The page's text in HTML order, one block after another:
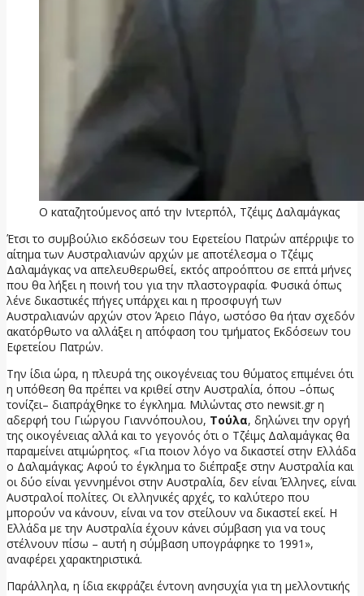
Ο καταζητούμενος από την Ιντερπόλ, Τζέιμς Δαλαμάγκας
Έτσι το συμβούλιο εκδόσεων του Εφετείου Πατρών απέρριψε το
αίτημα των Αυστραλιανών αρχών με αποτέλεσμα ο Τζέιμς
Δαλαμάγκας να απελευθερωθεί, εκτός απροόπτου σε επτά μήνες
που θα λήξει η ποινή του για την πλαστογραφία. Φυσικά όπως
λένε δικαστικές πήγες υπάρχει και η προσφυγή των
Αυστραλιανών αρχών στον Άρειο Πάγο, ωστόσο θα ήταν σχεδόν
ακατόρθωτο να αλλάξει η απόφαση του τμήματος Εκδόσεων του
Εφετείου Πατρών.
Την ίδια ώρα, η πλευρά της οικογένειας του θύματος επιμένει ότι
η υπόθεση θα πρέπει να κριθεί στην Αυστραλία, όπου –όπως
τονίζει– διαπράχθηκε το έγκλημα. Μιλώντας στο newsit.gr η
αδερφή του Γιώργου Γιαννόπουλου, Τούλα, δηλώνει την οργή
της οικογένειας αλλά και το γεγονός ότι ο Τζέιμς Δαλαμάγκας θα
παραμείνει ατιμώρητος. «Για ποιον λόγο να δικαστεί στην Ελλάδα
ο Δαλαμάγκας; Αφού το έγκλημα το διέπραξε στην Αυστραλία και
οι δύο είναι γεννημένοι στην Αυστραλία, δεν είναι Έλληνες, είναι
Αυστραλοί πολίτες. Οι ελληνικές αρχές, το καλύτερο που
μπορούν να κάνουν, είναι να τον στείλουν να δικαστεί εκεί. Η
Ελλάδα με την Αυστραλία έχουν κάνει σύμβαση για να τους
στέλνουν πίσω – αυτή η σύμβαση υπογράφηκε το 1991»,
αναφέρει χαρακτηριστικά.
Παράλληλα, η ίδια εκφράζει έντονη ανησυχία για τη μελλοντικής